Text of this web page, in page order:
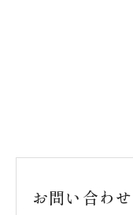
お問い合わせ